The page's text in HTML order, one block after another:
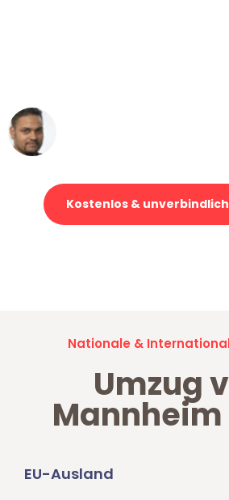
Kostenlos &
Nationale &
Umzug
EU-Ausland